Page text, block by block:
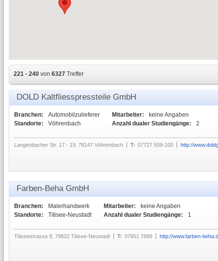
221 - 240 von 6327 Treffer
DOLD Kaltfliesspressteile GmbH
Branchen:
Automobilzulieferer
Standorte:
Vöhrenbach
Mitarbeiter:
keine Angaben
Anzahl dualer Studiengänge:
2
Langenbacher Str. 17 - 19, 78147 Vöhrenbach T: 07727 509-100 http://
Farben-Beha GmbH
Branchen:
Malerhandwerk
Standorte:
Titisee-Neustadt
Mitarbeiter:
keine Angaben
Anzahl dualer Studiengänge:
1
Titiseestrasse 8, 79822 Titisee-Neustadt T: 07651 7889 http://www.farben-